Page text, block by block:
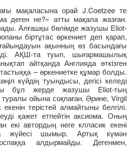
мақаласына орай J.Coetzee те
деген не?» атты мақала жазған.
Алғашқы бөлімде жазушы Eliot-
біртұтас өркениет деп қарап,
ақынның өз басындағы
АҚШ-та туып, шығармашылық
айтқанда Англияда өткізген
– өркениетке құмар болды.
күйдің туындысы, дегісі келеді
бұл жерде жазушы Eliot-тың
ойына соқпаған. Әрине, Virgil
терістей алмайтыны белгілі.
қажет етпейтін аксиома. Оның
екі автордың неге клласик екені
жүйесі шымыр. Артық күмән
алдырмайды. Дегенмен,